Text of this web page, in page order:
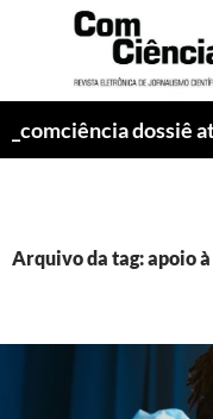
_comciência dossiê
Arquivo da tag: apoio